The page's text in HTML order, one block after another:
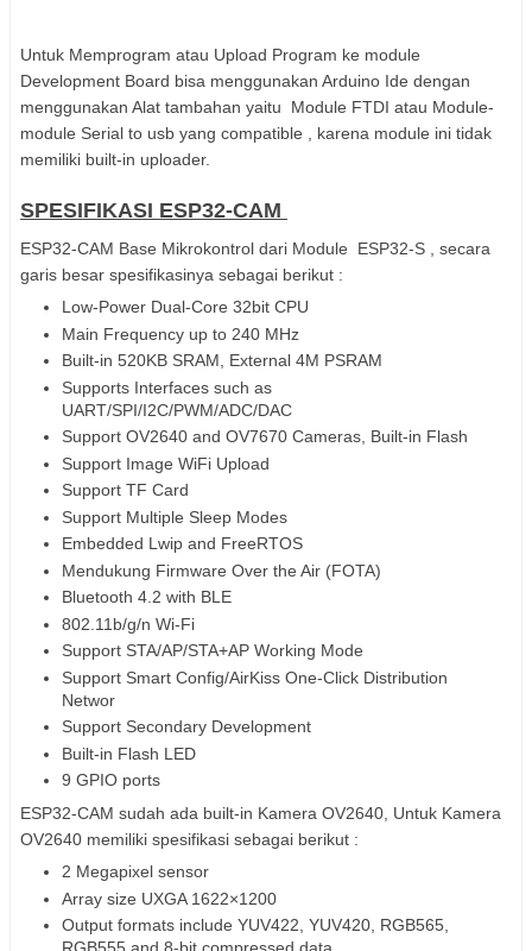
Untuk Memprogram atau Upload Program ke module
Development Board bisa menggunakan Arduino Ide dengan
menggunakan Alat tambahan yaitu Module FTDI atau Module-
module Serial to usb yang compatible , karena module ini tidak
memiliki built-in uploader.
SPESIFIKASI ESP32-CAM
ESP32-CAM Base Mikrokontrol dari Module ESP32-S , secara
garis besar spesifikasinya sebagai berikut :
Low-Power Dual-Core 32bit CPU
Main Frequency up to 240 MHz
Built-in 520KB SRAM, External 4M PSRAM
Supports Interfaces such as
UART/SPI/I2C/PWM/ADC/DAC
Support OV2640 and OV7670 Cameras, Built-in Flash
Support Image WiFi Upload
Support TF Card
Support Multiple Sleep Modes
Embedded Lwip and FreeRTOS
Mendukung Firmware Over the Air (FOTA)
Bluetooth 4.2 with BLE
802.11b/g/n Wi-Fi
Support STA/AP/STA+AP Working Mode
Support Smart Config/AirKiss One-Click Distribution
Networ
Support Secondary Development
Built-in Flash LED
9 GPIO ports
ESP32-CAM sudah ada built-in Kamera OV2640, Untuk Kamera
OV2640 memiliki spesifikasi sebagai berikut :
2 Megapixel sensor
Array size UXGA 1622×1200
Output formats include YUV422, YUV420, RGB565,